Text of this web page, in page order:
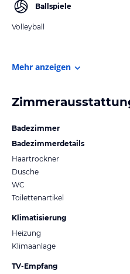
Ballspiele
Volleyball
Mehr anzeigen
Badezimmer
Badezimmerdetails
Haartrockner
Dusche
WC
Toilettenartikel
Klimatisierung
Heizung
Klimaanlage
TV-Empfang